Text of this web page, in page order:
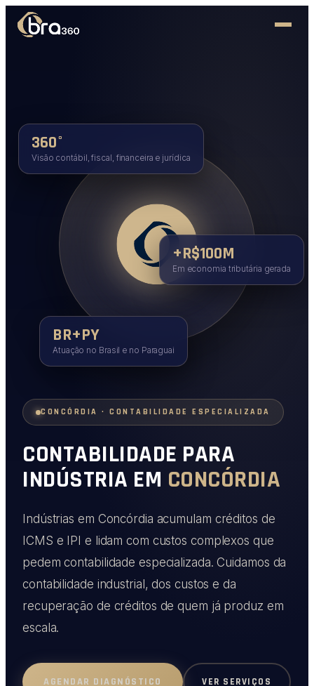
CONCÓRDIA · CONTABILIDADE ESPECIALIZADA
CONTABILIDADE PARA
INDÚSTRIA EM CONCÓRDIA
Indústrias em Concórdia acumulam créditos de
ICMS e IPI e lidam com custos complexos que
pedem contabilidade especializada. Cuidamos da
contabilidade industrial, dos custos e da
recuperação de créditos de quem já produz em
escala.
AGENDAR DIAGNÓSTICO VER SERVIÇOS
360°
Visão contábil, fiscal, financeira e jurídica
+R$100M
Em economia tributária gerada
BR+PY
Atuação no Brasil e no Paraguai